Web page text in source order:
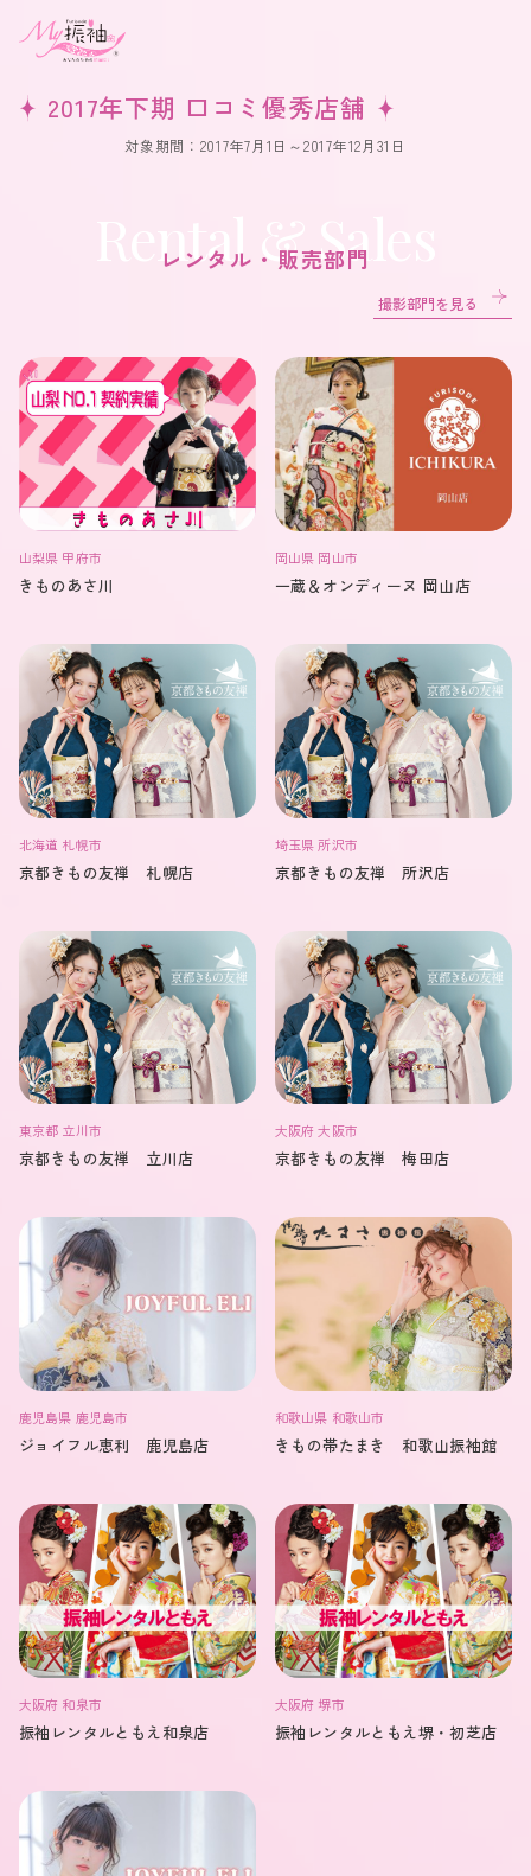
2017年下期 口コミ優秀店舗
対象期間：2017年7月1日～2017年12月31日
Rental & Sales
レンタル・販売部門
撮影部門を見る
山梨県 甲府市
きものあさ川
岡山県 岡山市
一蔵＆オンディーヌ 岡山店
北海道 札幌市
京都きもの友禅 札幌店
埼玉県 所沢市
京都きもの友禅 所沢店
東京都 立川市
京都きもの友禅 立川店
大阪府 大阪市
京都きもの友禅 梅田店
鹿児島県 鹿児島市
ジョイフル恵利 鹿児島店
和歌山県 和歌山市
きもの帯たまき 和歌山振袖館
大阪府 和泉市
振袖レンタルともえ和泉店
大阪府 堺市
振袖レンタルともえ堺・初芝店